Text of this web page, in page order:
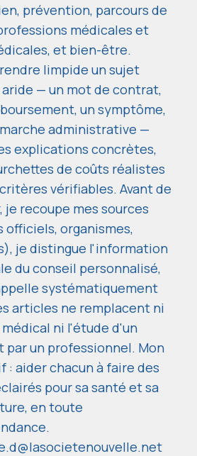
prévention, parcours de
médicales et
et bien-être.
limpide un sujet
— un mot de contrat,
un symptôme,
administrative —
explications concrètes,
de coûts réalistes
vérifiables. Avant de
je recoupe mes sources
officiels, organismes,
je distingue l'information
du conseil personnalisé,
systématiquement
articles ne remplacent ni
médical ni l'étude d'un
par un professionnel. Mon
: aider chacun à faire des
pour sa santé et sa
en toute